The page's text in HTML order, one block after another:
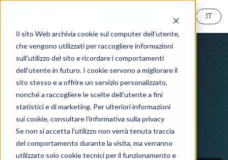
Il sito Web archivia cookie sul computer dell'utente,
che vengono utilizzati per raccogliere informazioni
sull'utilizzo del sito e ricordare i comportamenti
dell'utente in futuro. I cookie servono a migliorare il
sito stesso e a offrire un servizio personalizzato,
nonché a raccogliere le scelte dell’utente a fini
statistici e di marketing. Per ulteriori informazioni
sui cookie, consultare l'informativa sulla privacy
Se non si accetta l'utilizzo non verrà tenuta traccia
del comportamento durante la visita, ma verranno
utilizzato solo cookie tecnici per il funzionamento e
IT
Sicurezza Informatica News
Come prevenire i rischi
aziendali attraverso una
gestione ottimale di
vulnerabilità e patch